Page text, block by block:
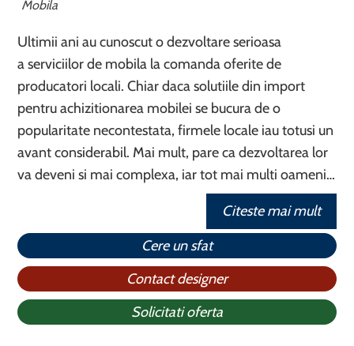
Mobila
Ultimii ani au cunoscut o dezvoltare serioasa
a serviciilor de mobila la comanda oferite de
producatori locali. Chiar daca solutiile din import
pentru achizitionarea mobilei se bucura de o
popularitate necontestata, firmele locale iau totusi un
avant considerabil. Mai mult, pare ca dezvoltarea lor
va deveni si mai complexa, iar tot mai multi oameni…
Citeste mai mult
Cere un sfat
Contact designer
Solicitati oferta